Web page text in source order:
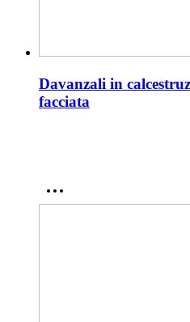
Davanzali in
facciata